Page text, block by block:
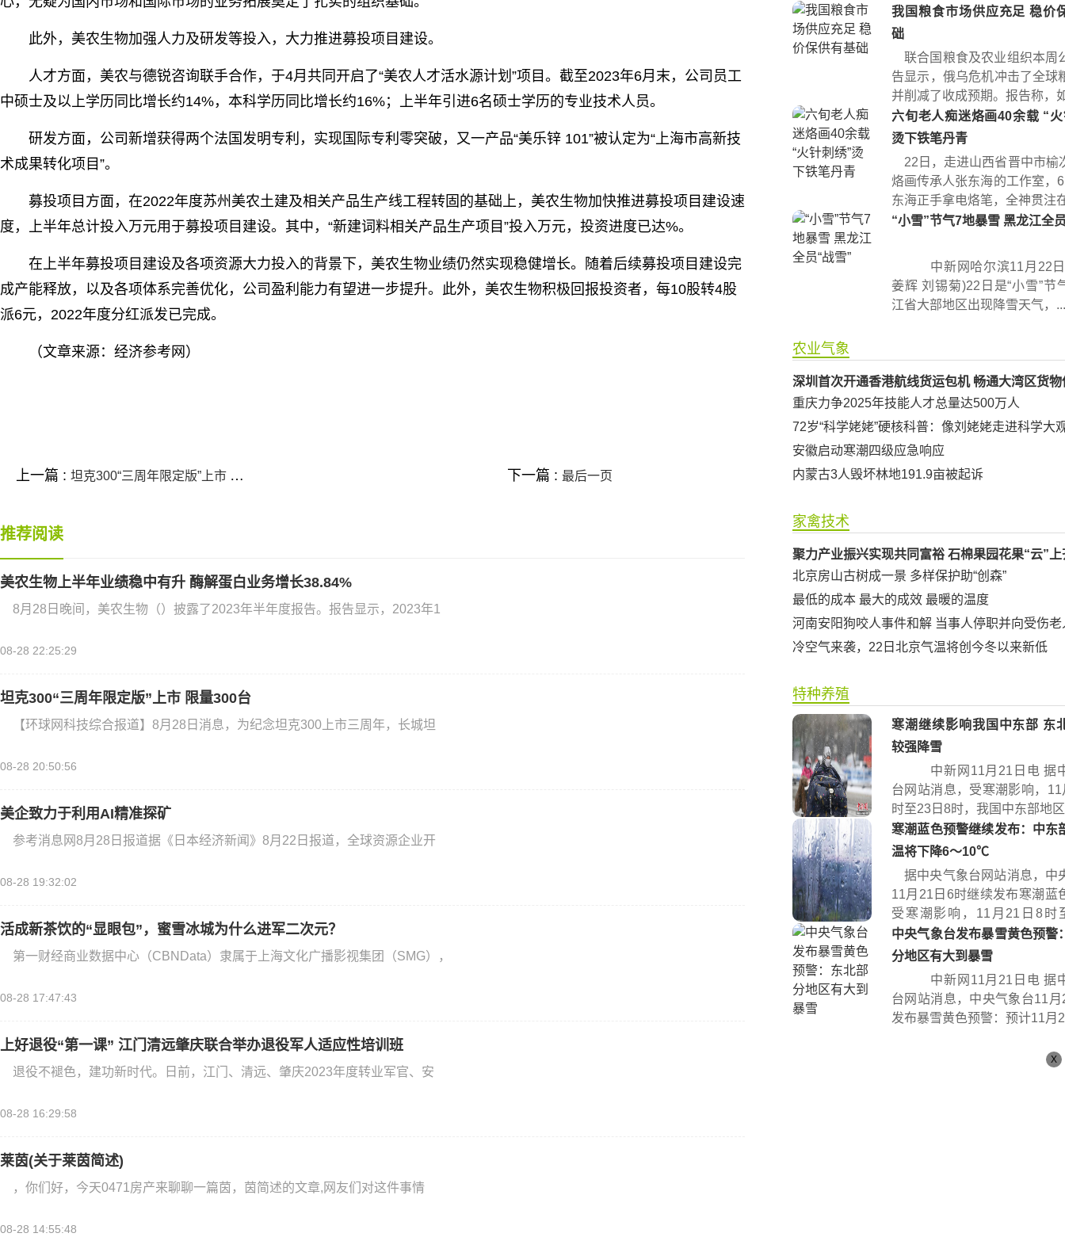
此外，美农生物加强人力及研发等投入，大力推进募投项目建设。
人才方面，美农与德锐咨询联手合作，于4月共同开启了“美农人才活水源计划”项目。截至2023年6月末，公司员工
中硕士及以上学历同比增长约14%，本科学历同比增长约16%；上半年引进6名硕士学历的专业技术人员。
研发方面，公司新增获得两个法国发明专利，实现国际专利零突破，又一产品“美乐锌 101”被认定为“上海市高新技
术成果转化项目”。
募投项目方面，在2022年度苏州美农土建及相关产品生产线工程转固的基础上，美农生物加快推进募投项目建设速
度，上半年总计投入万元用于募投项目建设。其中，“新建词料相关产品生产项目”投入万元，投资进度已达%。
在上半年募投项目建设及各项资源大力投入的背景下，美农生物业绩仍然实现稳健增长。随着后续募投项目建设完
成产能释放，以及各项体系完善优化，公司盈利能力有望进一步提升。此外，美农生物积极回报投资者，每10股转4股
派6元，2022年度分红派发已完成。
（文章来源：经济参考网）
上一篇 : 坦克300“三周年限定版”上市 限量300台 下一篇 : 最后一页
推荐阅读
美农生物上半年业绩稳中有升 酶解蛋白业务增长38.84%
8月28日晚间，美农生物（）披露了2023年半年度报告。报告显示，2023年1
08-28 22:25:29
坦克300“三周年限定版”上市 限量300台
【环球网科技综合报道】8月28日消息，为纪念坦克300上市三周年，长城坦
08-28 20:50:56
美企致力于利用AI精准探矿
参考消息网8月28日报道据《日本经济新闻》8月22日报道，全球资源企业开
08-28 19:32:02
活成新茶饮的“显眼包”，蜜雪冰城为什么进军二次元？
第一财经商业数据中心（CBNData）隶属于上海文化广播影视集团（SMG），
08-28 17:47:43
上好退役“第一课” 江门清远肇庆联合举办退役军人适应性培训班
退役不褪色，建功新时代。日前，江门、清远、肇庆2023年度转业军官、安
08-28 16:29:58
莱茵(关于莱茵简述)
，你们好，今天0471房产来聊聊一篇茵，茵简述的文章,网友们对这件事情
08-28 14:55:48
我国粮食市场供应充足 稳价
础
联合国粮食及农业组织本周
告显示，俄乌危机冲击了全球
并削减了收成预期。报告称，
六旬老人痴迷烙画40余载 “火针刺绣”
烫下铁笔丹青
22日，走进山西省晋中市榆
烙画传承人张东海的工作室，
东海正手拿电烙笔，全神贯注
“小雪”节气7地暴雪 黑龙江全
中新网哈尔滨11月22日
姜辉 刘锡菊)22日是“小雪”节
江省大部地区出现降雪天气，...
农业气象
深圳首次开通香港航线货运包机 畅通大湾区货物
重庆力争2025年技能人才总量达500万人
72岁“科学姥姥”硬核科普：像刘姥姥走进科学大
安徽启动寒潮四级应急响应
内蒙古3人毁坏林地191.9亩被起诉
家禽技术
聚力产业振兴实现共同富裕 石棉果园花果“云”上
北京房山古树成一景 多样保护助“创森”
最低的成本 最大的成效 最暖的温度
河南安阳狗咬人事件和解 当事人停职并向受伤老
冷空气来袭，22日北京气温将创今冬以来新低
特种养殖
寒潮继续影响我国中东部 东
较强降雪
中新网11月21日电 据
台网站消息，受寒潮影响，
时至23日8时，我国中东部地
寒潮蓝色预警继续发布：中东
温将下降6～10℃
据中央气象台网站消息，中
11月21日6时继续发布寒潮蓝
受寒潮影响，11月21日8时
时...
中央气象台发布暴雪黄色预警
分地区有大到暴雪
中新网11月21日电 据
台网站消息，中央气象台11
发布暴雪黄色预警：预计11月
X